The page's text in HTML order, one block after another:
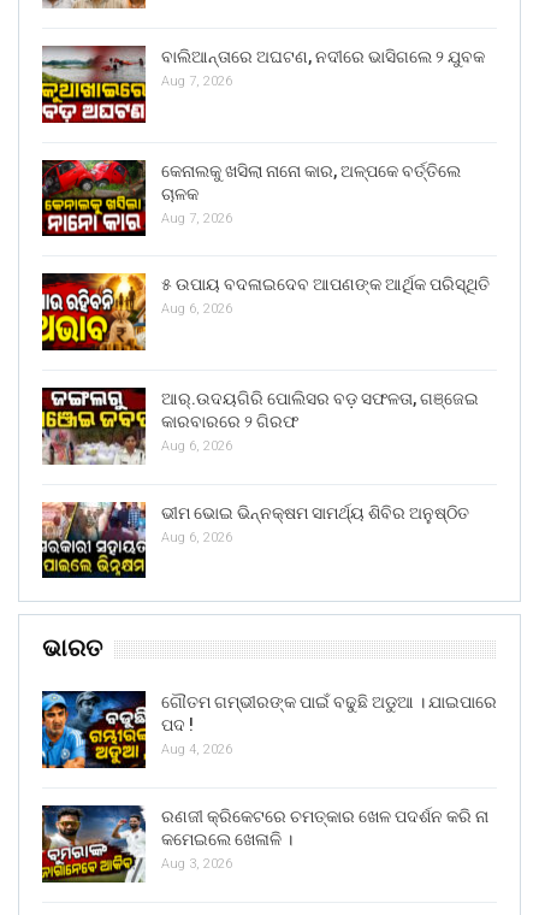
ବାଲିଆନ୍ତାରେ ଅଘଟଣ, ନଦୀରେ ଭାସିଗଲେ ୨ ଯୁବକ
Aug 7, 2026
କେନାଲକୁ ଖସିଲା ନାନୋ କାର, ଅଳ୍ପକେ ବର୍ତ୍ତିଲେ
ଚାଳକ
Aug 7, 2026
୫ ଉପାୟ ବଦଳାଇଦେବ ଆପଣଙ୍କ ଆର୍ଥିକ ପରିସ୍ଥିତି
Aug 6, 2026
ଆର୍.ଉଦୟଗିରି ପୋଲିସର ବଡ଼ ସଫଳତା, ଗଞ୍ଜେଇ
କାରବାରରେ ୨ ଗିରଫ
Aug 6, 2026
ଭୀମ ଭୋଇ ଭିନ୍ନକ୍ଷମ ସାମର୍ଥ୍ୟ ଶିବିର ଅନୁଷ୍ଠିତ
Aug 6, 2026
ଭାରତ
ଗୌତମ ଗମ୍ଭୀରଙ୍କ ପାଇଁ ବଢୁଛି ଅଡୁଆ । ଯାଇପାରେ
ପଦ !
Aug 4, 2026
ରଣଜୀ କ୍ରିକେଟରେ ଚମତ୍କାର ଖେଳ ପଦର୍ଶନ କରି ନା
କମେଇଲେ ଖେଳାଳି ।
Aug 3, 2026